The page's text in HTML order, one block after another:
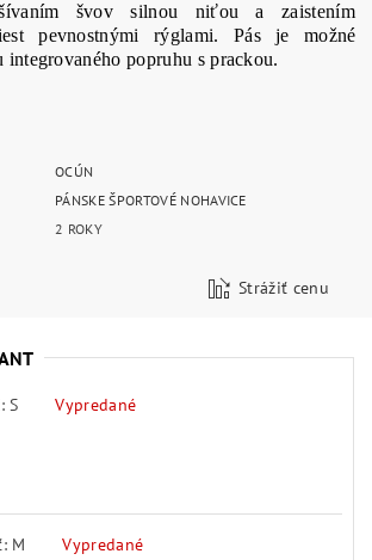
švov silnou niťou a
zaistením
pevnostnými rýglami. Pás
je možné
integrovaného popruhu s prackou.
OCÚN
PÁNSKE ŠPORTOVÉ NOHAVICE
2 ROKY
Strážiť cenu
S Vypredané
M Vypredané